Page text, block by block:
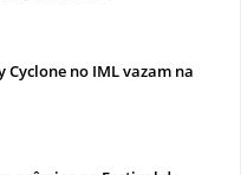
Cyclone no IML vazam na